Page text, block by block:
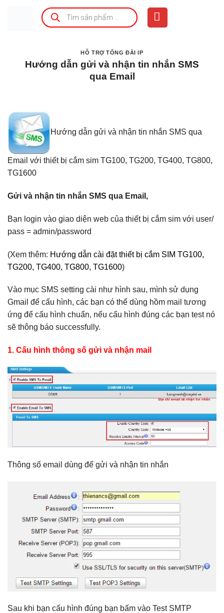
Tìm
kiếm
sản
phẩm
HỖ TRỢ TỔNG ĐÀI IP
Hướng dẫn gửi và nhận tin nhắn SMS
qua Email
Hướng dẫn gửi và nhận tin nhắn SMS qua
Email với thiết bị cắm sim TG100, TG200, TG400, TG800,
TG1600
Gửi và nhận tin nhắn SMS qua Email,
Bạn login vào giao diện web của thiết bị cắm sim với user/
pass = admin/password
(Xem thêm: Hướng dẫn cài đặt thiết bị cắm SIM TG100,
TG200, TG400, TG800, TG1600)
Vào mục SMS setting cài như hình sau, mình sử dụng
Gmail để cấu hình, các bạn có thể dùng hồm mail tương
ứng để cấu hình chuẩn, nếu cấu hình đúng các bạn test nó
sẽ thông báo successfully.
1. Cấu hình thông số gửi và nhận mail
Thông số email dùng để gửi và nhận tin nhắn
Sau khi bạn cấu hình đúng bạn bấm vào Test SMTP